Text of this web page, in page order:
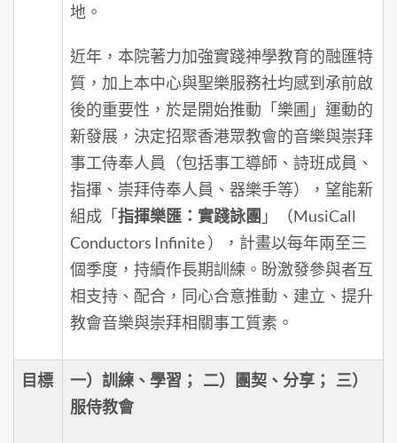
地。
近年，本院著力加強實踐神學教育的融匯特
質，加上本中心與聖樂服務社均感到承前啟
後的重要性，於是開始推動「樂圃」運動的
新發展，決定招聚香港眾教會的音樂與崇拜
事工侍奉人員（包括事工導師、詩班成員、
指揮、崇拜侍奉人員、器樂手等），望能新
組成「指揮樂匯：實踐詠團 」（MusiCall
Conductors Infinite ），計畫以每年兩至三
個季度，持續作長期訓練。盼激發參與者互
相支持、配合，同心合意推動、建立、提升
教會音樂與崇拜相關事工質素。
目標 一）訓練、學習； 二）團契、分享； 三）
服侍教會